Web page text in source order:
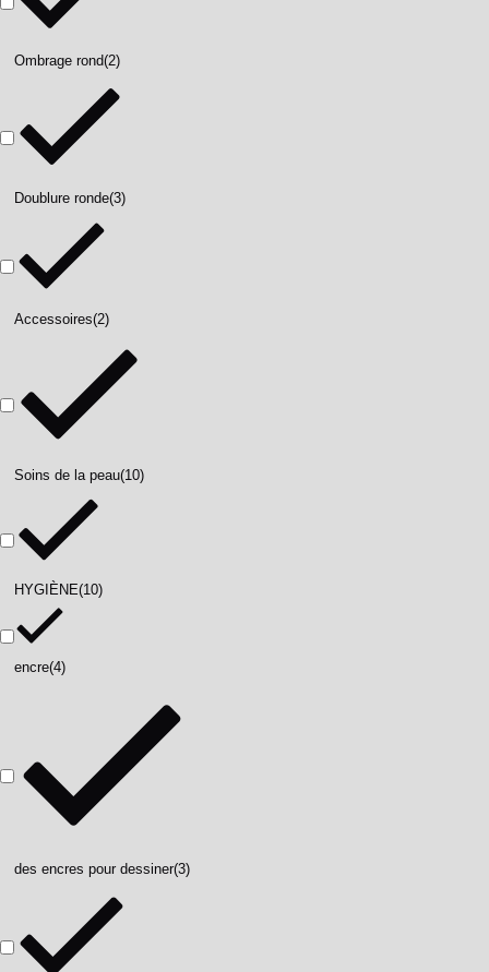
Ombrage rond(2)
Doublure ronde(3)
Accessoires(2)
Soins de la peau(10)
HYGIÈNE(10)
encre(4)
des encres pour dessiner(3)